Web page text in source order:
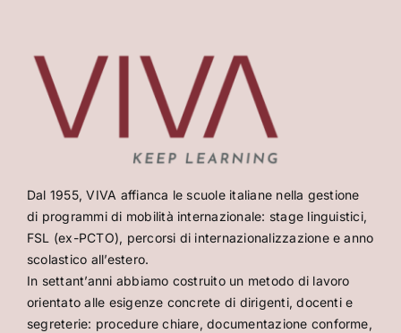
Dal 1955, VIVA affianca le scuole italiane nella gestione
di programmi di mobilità internazionale: stage linguistici,
FSL (ex-PCTO), percorsi di internazionalizzazione e anno
scolastico all’estero.
In settant’anni abbiamo costruito un metodo di lavoro
orientato alle esigenze concrete di dirigenti, docenti e
segreterie: procedure chiare, documentazione conforme,